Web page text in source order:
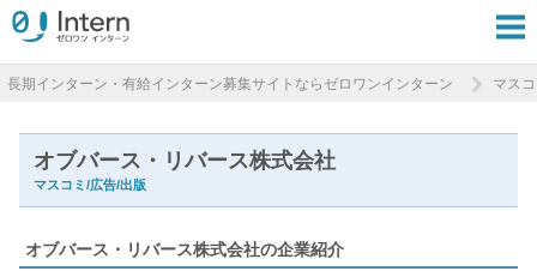
長期インターン・有給インターン募集サイトならゼロワンインターン マス
オブバース・リバース株式会社
マスコミ/広告/出版
オブバース・リバース株式会社の企業紹介